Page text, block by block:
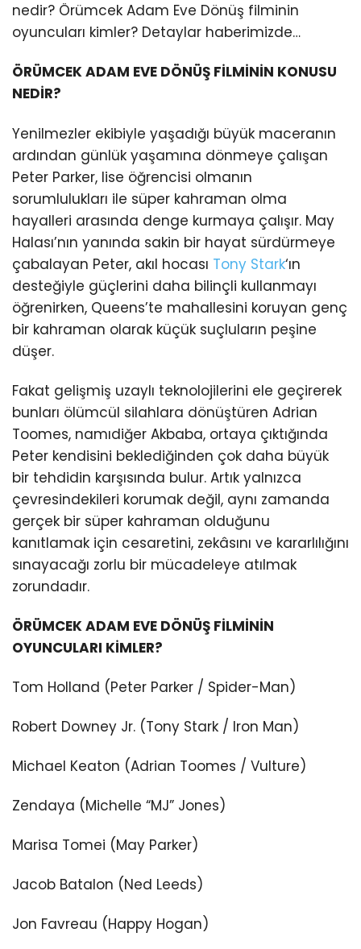
nedir? Örümcek Adam Eve Dönüş filminin
oyuncuları kimler? Detaylar haberimizde…
ÖRÜMCEK ADAM EVE DÖNÜŞ FİLMİNİN KONUSU
NEDİR?
Yenilmezler ekibiyle yaşadığı büyük maceranın
ardından günlük yaşamına dönmeye çalışan
Peter Parker, lise öğrencisi olmanın
sorumlulukları ile süper kahraman olma
hayalleri arasında denge kurmaya çalışır. May
Halası’nın yanında sakin bir hayat sürdürmeye
çabalayan Peter, akıl hocası Tony Stark‘ın
desteğiyle güçlerini daha bilinçli kullanmayı
öğrenirken, Queens’te mahallesini koruyan genç
bir kahraman olarak küçük suçluların peşine
düşer.
Fakat gelişmiş uzaylı teknolojilerini ele geçirerek
bunları ölümcül silahlara dönüştüren Adrian
Toomes, namıdiğer Akbaba, ortaya çıktığında
Peter kendisini beklediğinden çok daha büyük
bir tehdidin karşısında bulur. Artık yalnızca
çevresindekileri korumak değil, aynı zamanda
gerçek bir süper kahraman olduğunu
kanıtlamak için cesaretini, zekâsını ve kararlılığını
sınayacağı zorlu bir mücadeleye atılmak
zorundadır.
ÖRÜMCEK ADAM EVE DÖNÜŞ FİLMİNİN
OYUNCULARI KİMLER?
Tom Holland (Peter Parker / Spider-Man)
Robert Downey Jr. (Tony Stark / Iron Man)
Michael Keaton (Adrian Toomes / Vulture)
Zendaya (Michelle “MJ” Jones)
Marisa Tomei (May Parker)
Jacob Batalon (Ned Leeds)
Jon Favreau (Happy Hogan)